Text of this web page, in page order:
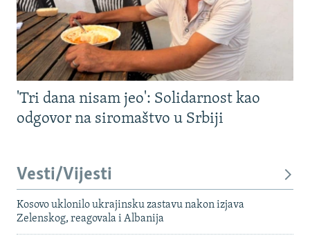
'Tri dana nisam jeo': Solidarnost kao
odgovor na siromaštvo u Srbiji
Vesti/Vijesti
Kosovo uklonilo ukrajinsku zastavu nakon izjava
Zelenskog, reagovala i Albanija